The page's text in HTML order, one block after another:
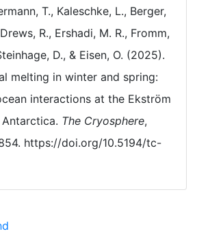
T., Kaleschke, L., Berger,
R., Ershadi, M. R., Fromm,
D., & Eisen, O. (2025).
melting in winter and spring:
interactions at the Ekström
Antarctica. The Cryosphere,
https://doi.org/10.5194/tc-